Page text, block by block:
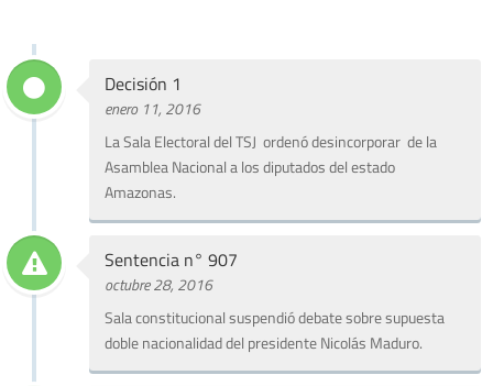
Decisión 1
enero 11, 2016
La Sala Electoral del TSJ ordenó desincorporar de la
Asamblea Nacional a los diputados del estado
Amazonas.
Sentencia n° 907
octubre 28, 2016
Sala constitucional suspendió debate sobre supuesta
doble nacionalidad del presidente Nicolás Maduro.